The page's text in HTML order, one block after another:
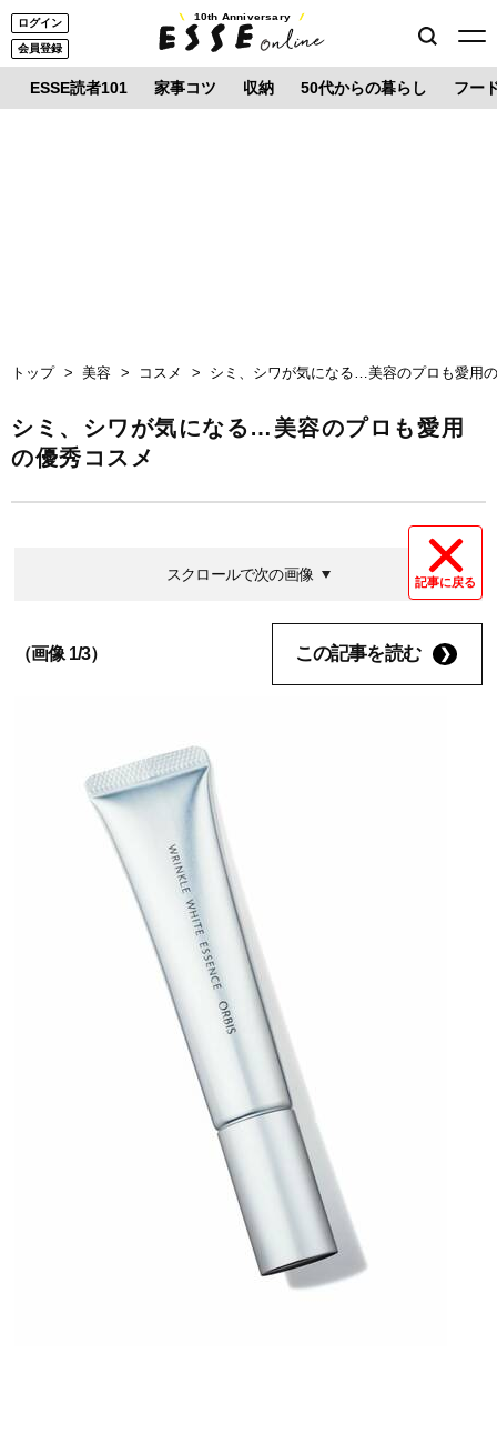
ログイン
会員登録
10th Anniversary
ESSE読者101 家事コツ 収納 50代からの暮らし フー
トップ 美容 コスメ シミ、シワが気になる…美容のプロも愛用
シミ、シワが気になる…美容のプロも愛用
の優秀コスメ
記事に戻る
スクロールで次の画像
（画像 1/3） この記事を読む